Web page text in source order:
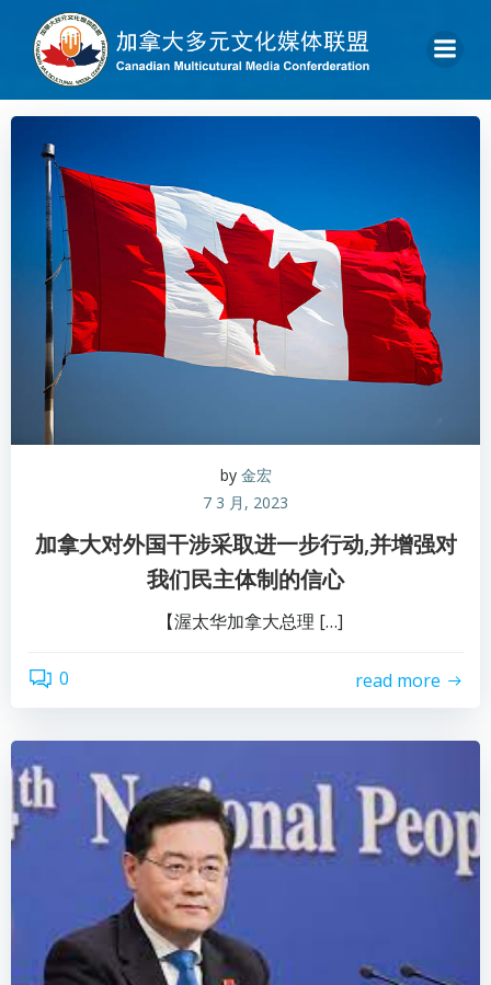
by 金宏
7 3 月, 2023
加拿大对外国干涉采取进一步行动,并增强对
我们民主体制的信心
【渥太华加拿大总理 […]
0 read more